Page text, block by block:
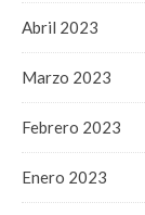
Abril 2023
Marzo 2023
Febrero 2023
Enero 2023